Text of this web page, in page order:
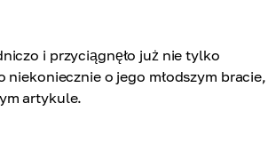
i przyciągnęło już nie tylko
o jego młodszym bracie,
artykule.